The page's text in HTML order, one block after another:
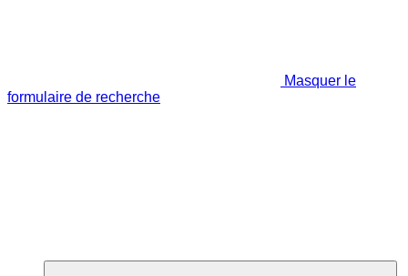
Masquer le
formulaire de recherche